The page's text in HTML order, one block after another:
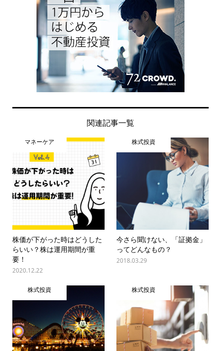
関連記事一覧
マネーケア
株価が下がった時はどうした
らいい？株は運用期間が重
要！
2020.12.22
株式投資
今さら聞けない、「証拠金」
ってどんなもの？
2018.03.29
株式投資 株式投資